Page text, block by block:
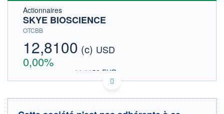
ACTIONNAIRES
Actionnaires
SKYE BIOSCIENCE
OTCBB
12,8100 (c) USD
0,00%
11,1152 EUR
INDICE DE RÉFÉRENCE NASDAQ COMPOSITE